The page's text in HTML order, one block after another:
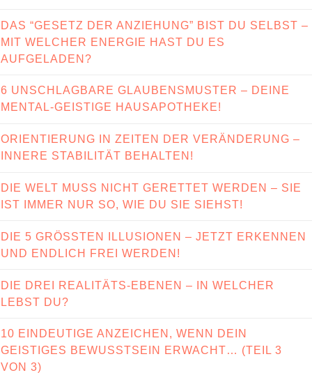
DAS “GESETZ DER ANZIEHUNG” BIST DU SELBST –
MIT WELCHER ENERGIE HAST DU ES
AUFGELADEN?
6 UNSCHLAGBARE GLAUBENSMUSTER – DEINE
MENTAL-GEISTIGE HAUSAPOTHEKE!
ORIENTIERUNG IN ZEITEN DER VERÄNDERUNG –
INNERE STABILITÄT BEHALTEN!
DIE WELT MUSS NICHT GERETTET WERDEN – SIE
IST IMMER NUR SO, WIE DU SIE SIEHST!
DIE 5 GRÖSSTEN ILLUSIONEN – JETZT ERKENNEN
UND ENDLICH FREI WERDEN!
DIE DREI REALITÄTS-EBENEN – IN WELCHER
LEBST DU?
10 EINDEUTIGE ANZEICHEN, WENN DEIN
GEISTIGES BEWUSSTSEIN ERWACHT… (TEIL 3
VON 3)